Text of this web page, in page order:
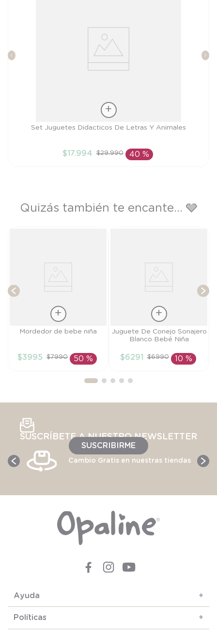
AÑADIR AL CARRITO
Set Juguetes Didacticos De Letras Y Animales
$17.994 $29.990 40 %
Quizás también te encante... 🩶
Talla
AÑADIR AL
Mordedor de bebe niña
$3995 $7990 50 %
Talla
AÑADIR AL
Juguete De Conejo Sonajero
Blanco Bebé Niña
$6291 $6990 10 %
SUSCRÍBETE A NUESTRO NEWSLETTER
SUSCRIBIRME
Cambio Gratis en nuestras tiendas
Ayuda +
Políticas +